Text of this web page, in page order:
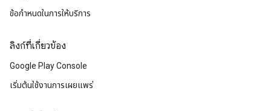
ข้อกำหนดในการให้บริการ
ลิงก์ที่เกี่ยวข้อง
Google Play Console
เริ่มต้นใช้งานการเผยแพร่